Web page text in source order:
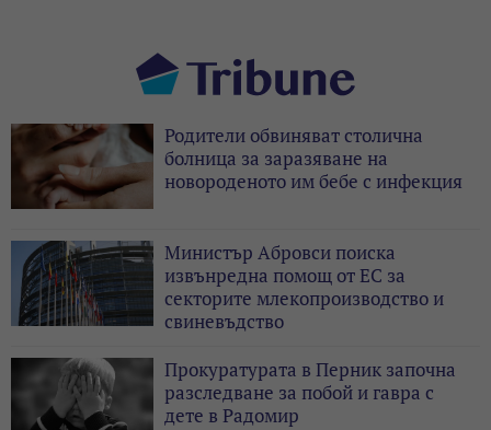
Родители обвиняват столична
болница за заразяване на
новороденото им бебе с инфекция
Министър Абровси поиска
извънредна помощ от ЕС за
секторите млекопроизводство и
свиневъдство
Прокуратурата в Перник започна
разследване за побой и гавра с
дете в Радомир